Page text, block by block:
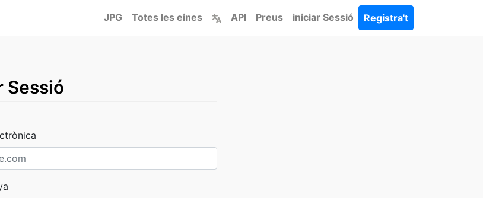
JPG Totes les eines API Preus iniciar Sessió Registra't
Sessió